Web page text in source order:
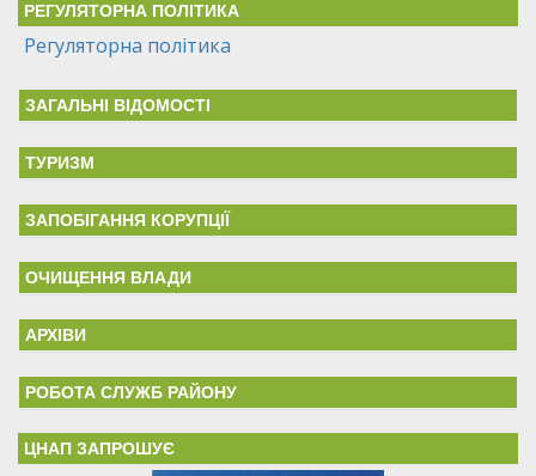
РЕГУЛЯТОРНА ПОЛІТИКА
Регуляторна політика
ЗАГАЛЬНІ ВІДОМОСТІ
ТУРИЗМ
ЗАПОБІГАННЯ КОРУПЦІЇ
ОЧИЩЕННЯ ВЛАДИ
АРХІВИ
РОБОТА СЛУЖБ РАЙОНУ
ЦНАП ЗАПРОШУЄ